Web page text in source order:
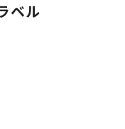
ベル